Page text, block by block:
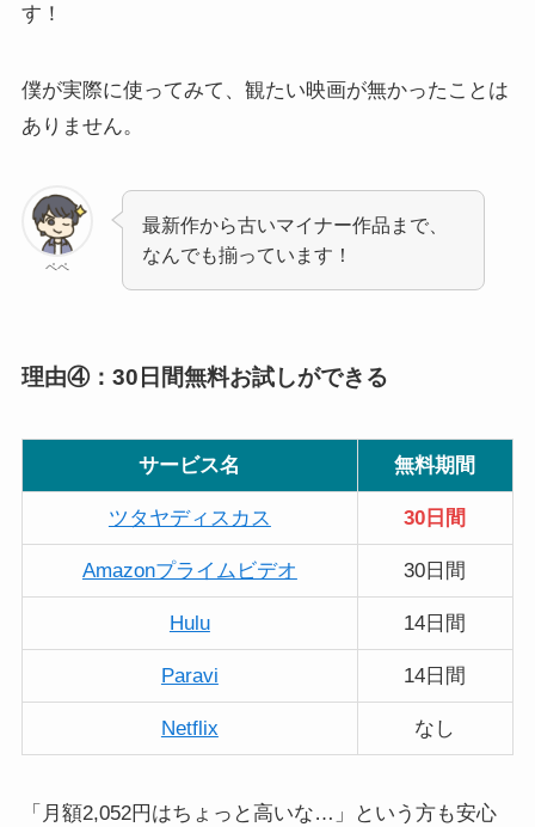
す！
僕が実際に使ってみて、観たい映画が無かったことは
ありません。
ペペ
最新作から古いマイナー作品まで、
なんでも揃っています！
理由④：30日間無料お試しができる
サービス名 無料期間
ツタヤディスカス 30日間
Amazonプライムビデオ 30日間
Hulu 14日間
Paravi 14日間
Netflix なし
「月額2,052円はちょっと高いな…」という方も安心